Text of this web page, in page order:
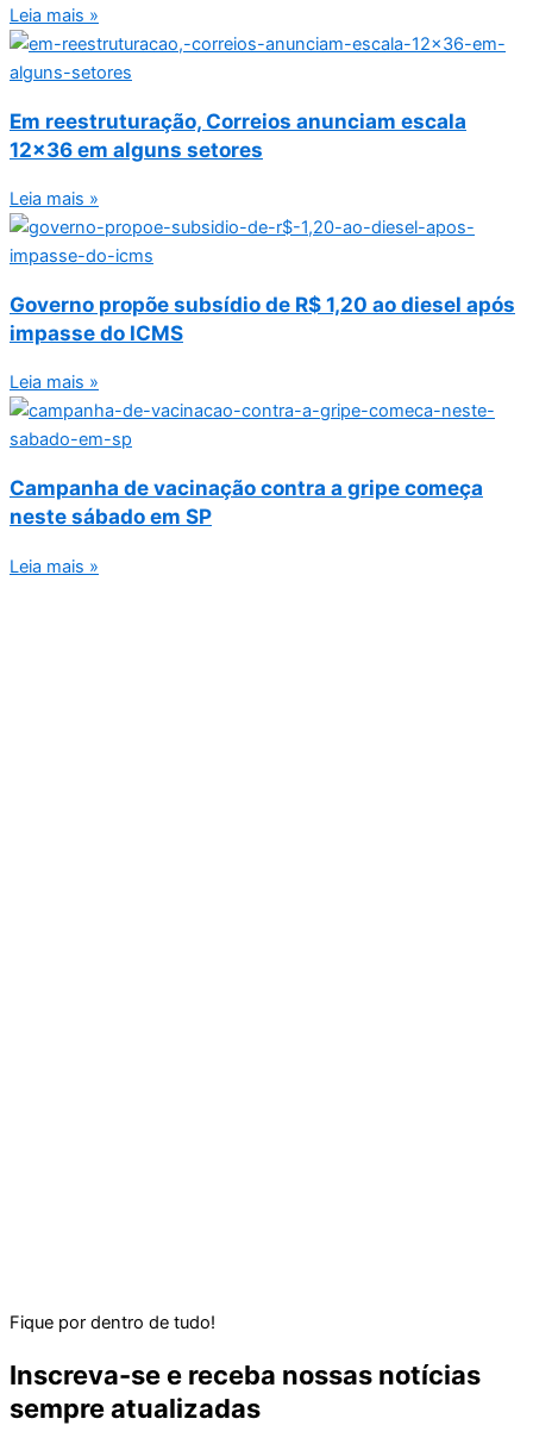
Leia mais »
Em reestruturação, Correios anunciam escala
12×36 em alguns setores
Leia mais »
Governo propõe subsídio de R$ 1,20 ao diesel após
impasse do ICMS
Leia mais »
Campanha de vacinação contra a gripe começa
neste sábado em SP
Leia mais »
Fique por dentro de tudo!
Inscreva-se e receba nossas notícias
sempre atualizadas